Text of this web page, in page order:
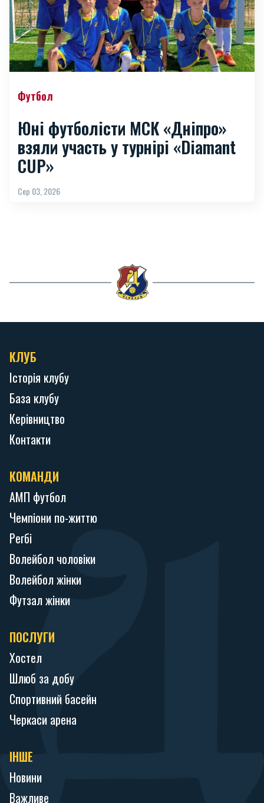
Футбол
Юні футболісти МСК «Дніпро»
взяли участь у турнірі «Diamant
CUP»
Сер 03, 2026
КЛУБ
Історія клубу
База клубу
Керівництво
Контакти
КОМАНДИ
АМП футбол
Чемпіони по-життю
Регбі
Волейбол чоловіки
Волейбол жінки
Футзал жінки
ПОСЛУГИ
Хостел
Шлюб за добу
Спортивний басейн
Черкаси арена
ІНШЕ
Новини
Важливе